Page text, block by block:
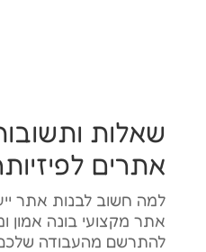
שאלות
אתרים
למה חשוב לבנות אתר
אתר מקצועי בונה אמון
להתרשם מהעבודה שלכם